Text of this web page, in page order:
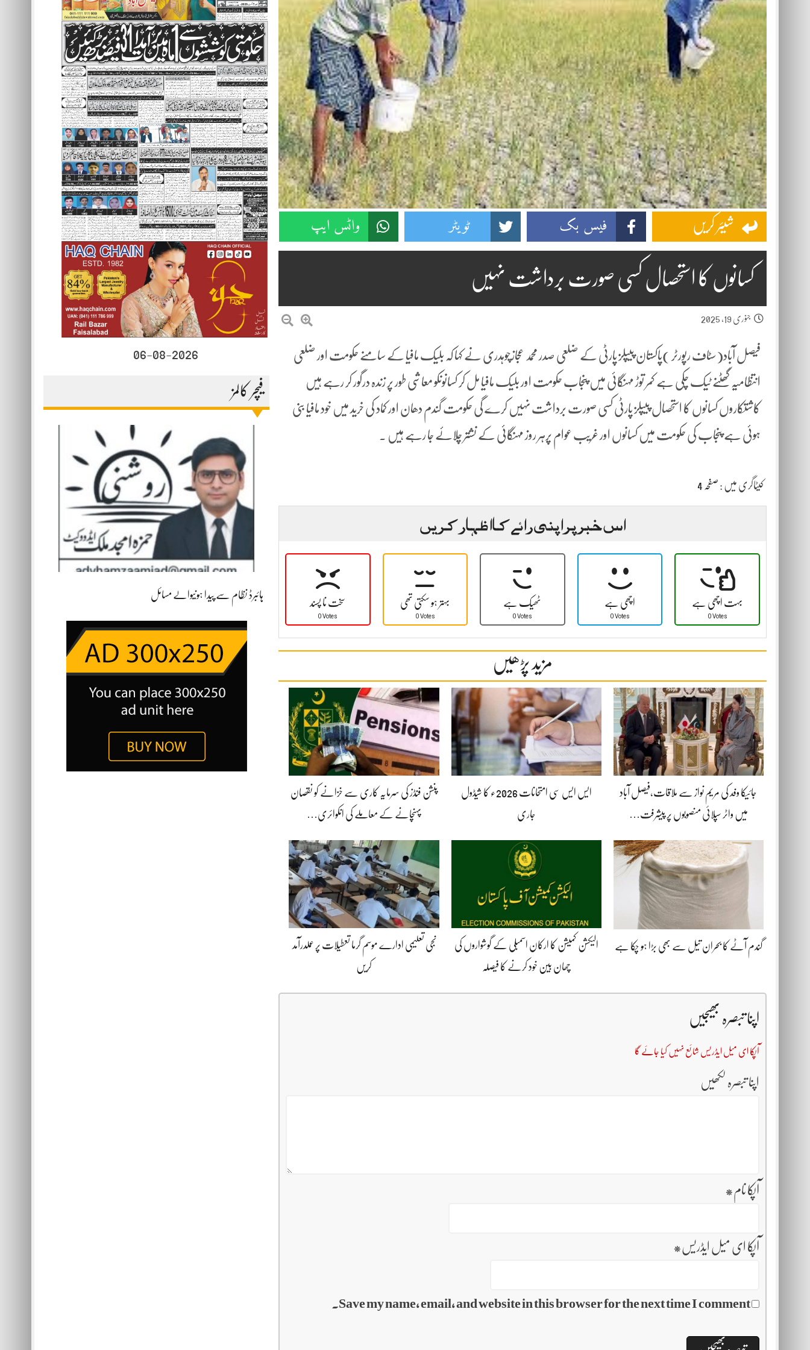
06-08-2026
فیچر کالمز
ہائبرڈ نظام سے پیدا ہونیوالے مسائل
شیئر کریں فیس بک ٹویٹر واٹس ایپ
کسانوں کا استحصال کسی صورت برداشت نہیں
جنوری 19, 2025
فیصل آباد(سٹاف رپورٹر )پاکستان پیپلز پارٹی کے ضلعی صدر محمد عجازچوہدری نے کہا کہ بلیک مافیا کے سامنے حکومت اور ضلعی
انتظامیہ گھٹنے ٹیک چکی ہے کمر توڑ مہنگائی میں پنجاب حکومت اور بلیک مافیا مل کر کسانوںکو معاشی طور پر زندہ درگور کر رہے ہیں
کاشتکاروں کسانوں کا استحصال پیپلز پارٹی کسی صورت برداشت نہیں کرے گی حکومت گندم دھان اور کماد کی خرید میں خود مافیا بنی
ہوئی ہے پنجاب کی حکومت میں کسانوں اور غریب عوام پرہر روز مہنگائی کے نشتر چلائے جا رہے ہیں ۔
کیٹاگری میں : صفحہ 4
اس خبر پر اپنی رائے کا اظہار کریں
سخت نا پسند
0 Votes
بہتر ہو سکتی تھی
0 Votes
ٹھیک ہے
0 Votes
اچھی ہے
0 Votes
بہت اچھی ہے
0 Votes
مزید پڑھیں
جائیکا وفد کی مریم نواز سے ملاقات،فیصل آباد
میں واٹر سپلائی منصوبوں پر پیشرفت…
ایس ایس سی امتحانات 2026ء کا شیڈول
جاری
پنشن فنڈز کی سرمایہ کاری سے خزانے کو نقصان
پہنچانے کے معاملے کی انکوائری…
گندم آٹے کا بحران تیل سے بھی بڑا ہو چکا ہے الیکشن کمیشن کا ارکان اسمبلی کے گوشواروں کی
چھان بین خود کرنے کا فیصلہ
نجی تعلیمی ادارے موسم گرما تعطیلات پر عملدرآمد
کریں
اپنا تبصرہ بھیجیں
آپکا ای میل ایڈریس شائع نہیں کیا جائے گا
اپنا تبصرہ لکھیں
آپکا نام *
آپکا ای میل ایڈریس *
Save my name, email, and website in this browser for the next time I comment.